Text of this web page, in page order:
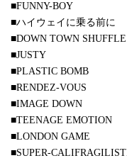
■FUNNY-BOY
■ハイウェイに乗る前に
■DOWN TOWN SHUFFLE
■JUSTY
■PLASTIC BOMB
■RENDEZ-VOUS
■IMAGE DOWN
■TEENAGE EMOTION
■LONDON GAME
■SUPER-